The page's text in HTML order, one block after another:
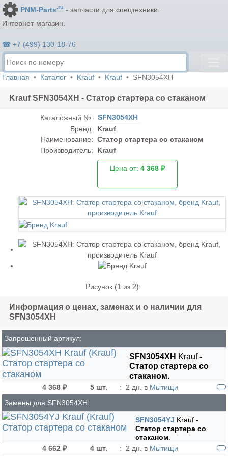
PNM-Parts.ru - запчасти для спецтехники.
Интернет-магазин.
☎ +7 (499) 130-18-76
Главная Каталог Krauf Krauf SFN3054XH
Krauf SFN3054XH - Статор стартера со стаканом
Каталожный №:
SFN3054XH
Бренд:
Krauf
Наименование: Статор стартера со стаканом
Производитель:
Krauf
Цена от:4 368 ₽
Рисунок (1 из 2):
Информация о ценах, заменах и о наличии для
SFN3054XH
Запрошенный артикул:
SFN3054XH Krauf-
Статор стартера со
стаканом.
4 368 ₽ 5 шт. : 2 дн. в Мытищи
Замены для SFN3054XH:
SFN3054YJ Krauf-
Статор стартера со
стаканом.
4 662 ₽
4 шт. : 2 дн. в Мытищи